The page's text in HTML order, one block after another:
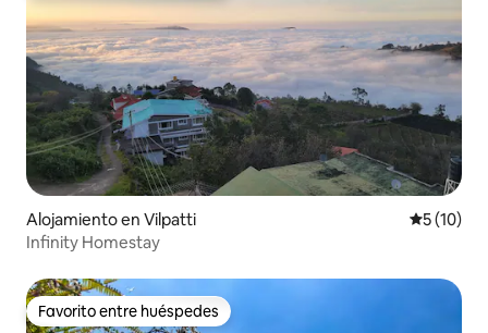
Alojamiento en Vilpatti
5 (10)
Infinity Homestay
Favorito entre huéspedes
Favorito entre huéspedes